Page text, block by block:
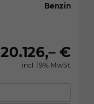
Benzin
20.126,– €
incl. 19% MwSt.